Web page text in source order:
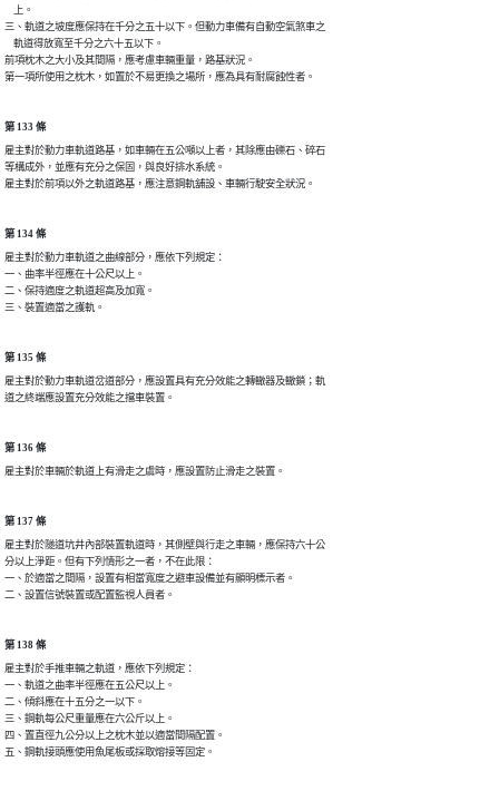
    上。
三、軌道之坡度應保持在千分之五十以下。但動力車備有自動空氣煞車之
    軌道得放寬至千分之六十五以下。
前項枕木之大小及其間隔，應考慮車輛重量，路基狀況。
第一項所使用之枕木，如置於不易更換之場所，應為具有耐腐蝕性者。
第 133 條
雇主對於動力車軌道路基，如車輛在五公噸以上者，其除應由礫石、碎石
等構成外，並應有充分之保固，與良好排水系統。
雇主對於前項以外之軌道路基，應注意鋼軌舖設、車輛行駛安全狀況。
第 134 條
雇主對於動力車軌道之曲線部分，應依下列規定：
一、曲率半徑應在十公尺以上。
二、保持適度之軌道超高及加寬。
三、裝置適當之護軌。
第 135 條
雇主對於動力車軌道岔道部分，應設置具有充分效能之轉轍器及轍鎖；軌
道之終端應設置充分效能之擋車裝置。
第 136 條
雇主對於車輛於軌道上有滑走之虞時，應設置防止滑走之裝置。
第 137 條
雇主對於隧道坑井內部裝置軌道時，其側壁與行走之車輛，應保持六十公
分以上淨距。但有下列情形之一者，不在此限：
一、於適當之間隔，設置有相當寬度之避車設備並有顯明標示者。
第 138 條
雇主對於手推車輛之軌道，應依下列規定：
一、軌道之曲率半徑應在五公尺以上。
二、傾斜應在十五分之一以下。
三、鋼軌每公尺重量應在六公斤以上。
四、置直徑九公分以上之枕木並以適當間隔配置。
五、鋼軌接頭應使用魚尾板或採取熔接等固定。